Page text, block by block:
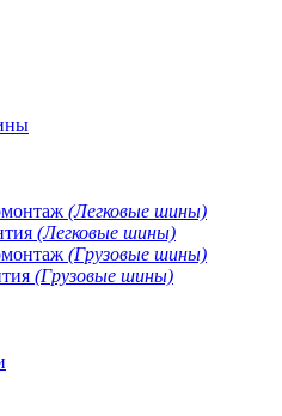
(Легковые шины)
(Легковые шины)
(Грузовые шины)
(Грузовые шины)